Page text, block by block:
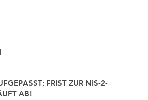
FRIST ZUR NIS-2-
AB!